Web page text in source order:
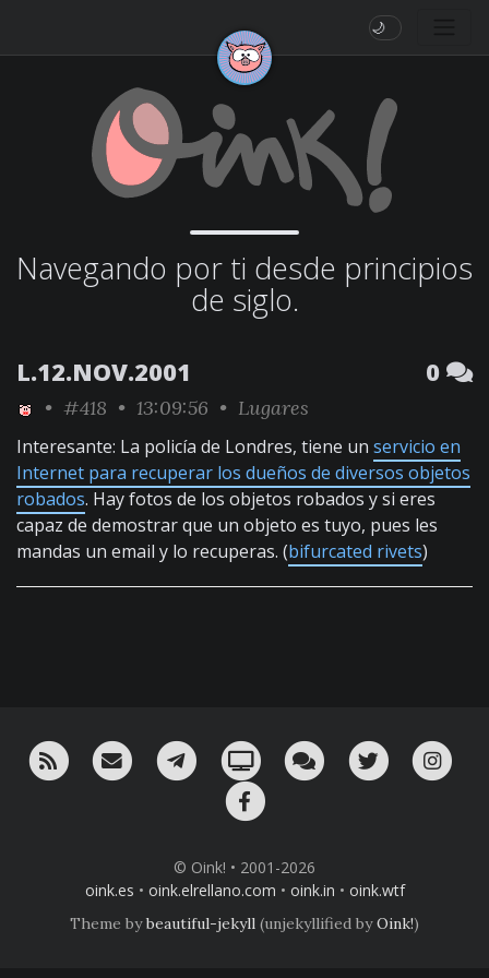
🌙
Navegando por ti desde principios
de siglo.
L.12.NOV.2001 0
• #418 • 13:09:56 • Lugares
Interesante: La policía de Londres, tiene un servicio en
Internet para recuperar los dueños de diversos objetos
robados. Hay fotos de los objetos robados y si eres
capaz de demostrar que un objeto es tuyo, pues les
mandas un email y lo recuperas. (bifurcated rivets)
RSS ¡Mándame un email!¡Nuestro canal en Telegram!
Oink! TV Charla con nosotros
Twitter
© Oink! • 2001-2026
oink.es • oink.elrellano.com • oink.in • oink.wtf
Theme bybeautiful-jekyll (unjekyllified byOink!)